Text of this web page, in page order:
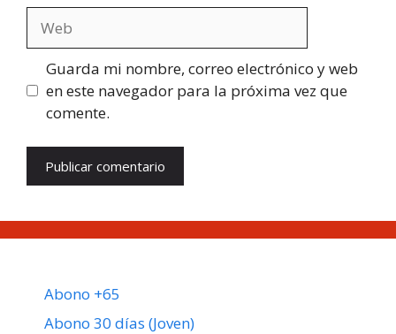
Guarda mi nombre, correo electrónico y web
en este navegador para la próxima vez que
comente.
Abono +65
Abono 30 días (Joven)